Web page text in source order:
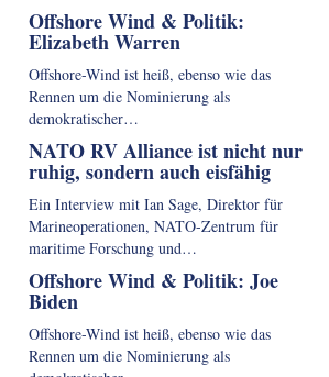
Offshore Wind & Politik:
Elizabeth Warren
Offshore-Wind ist heiß, ebenso wie das
Rennen um die Nominierung als
demokratischer…
NATO RV Alliance ist nicht nur
ruhig, sondern auch eisfähig
Ein Interview mit Ian Sage, Direktor für
Marineoperationen, NATO-Zentrum für
maritime Forschung und…
Offshore Wind & Politik: Joe
Biden
Offshore-Wind ist heiß, ebenso wie das
Rennen um die Nominierung als